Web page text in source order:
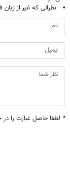
نظراتی که غیر از
* لطفا حاصل عبارت را در